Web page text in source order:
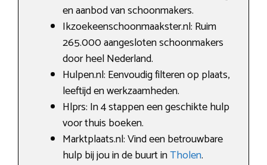
en aanbod van schoonmakers.
Ikzoekeenschoonmaakster.nl: Ruim
265.000 aangesloten schoonmakers
door heel Nederland.
Hulpen.nl: Eenvoudig filteren op plaats,
leeftijd en werkzaamheden.
Hlprs: In 4 stappen een geschikte hulp
voor thuis boeken.
Marktplaats.nl: Vind een betrouwbare
hulp bij jou in de buurt inTholen.